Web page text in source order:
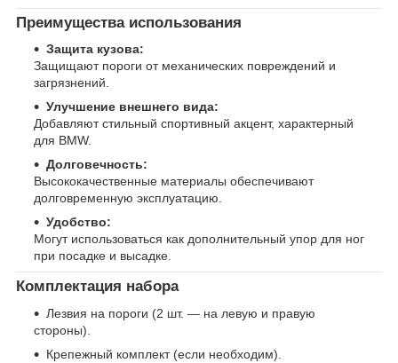
Преимущества использования
Защита кузова:
Защищают пороги от механических повреждений и
загрязнений.
Улучшение внешнего вида:
Добавляют стильный спортивный акцент, характерный
для BMW.
Долговечность:
Высококачественные материалы обеспечивают
долговременную эксплуатацию.
Удобство:
Могут использоваться как дополнительный упор для ног
при посадке и высадке.
Комплектация набора
Лезвия на пороги (2 шт. — на левую и правую
стороны).
Крепежный комплект (если необходим).